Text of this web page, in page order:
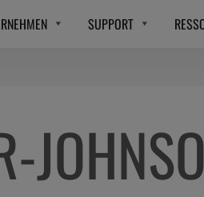
SUPPORT